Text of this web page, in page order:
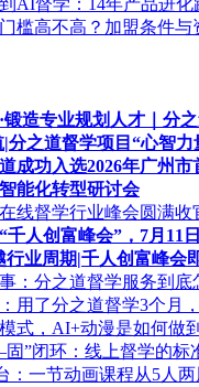
槛高不高？加盟条件与
锻造专业规划人才｜分
|分之道督学项目“心智
成功入选2026年广州
能化转型研讨会
线督学行业峰会圆满收
千人创富峰会”，7月11
行业周期|千人创富峰会
：分之道督学服务到底
用了分之道督学3个月
式，AI+动漫是如何做
闭环：线上督学的标
：一节动画课程从5人